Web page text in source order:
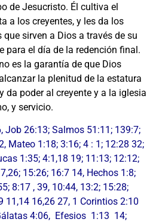
de Jesucristo. Él cultiva el
a los creyentes, y les da los
sirven a Dios a través de su
para el día de la redención final.
es la garantía de que Dios
la plenitud de la estatura
da poder al creyente y a la iglesia
y servicio.
Job 26:13; Salmos 51:11; 139:7;
Mateo 1:18; 3:16; 4 : 1; 12:28 32;
1:35; 4:1,18 19; 11:13; 12:12;
15:26; 16:7 14, Hechos 1:8;
8:17 , 39, 10:44, 13:2; 15:28;
11,14 16,26 27, 1 Corintios 2:10
4:06, Efesios 1:13 14;